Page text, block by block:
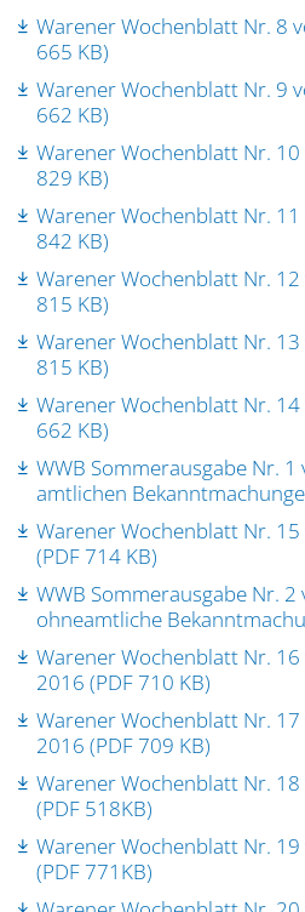
Warener Wochenblatt Nr. 8
665 KB)
Warener Wochenblatt Nr. 9
662 KB)
Warener Wochenblatt Nr.
829 KB)
Warener Wochenblatt Nr. 11
842 KB)
Warener Wochenblatt Nr. 12
815 KB)
Warener Wochenblatt Nr. 13
815 KB)
Warener Wochenblatt Nr. 14
662 KB)
WWB Sommerausgabe Nr.
amtlichen
Warener Wochenblatt Nr.
(PDF 714 KB)
WWB Sommerausgabe Nr.
ohneamtliche
Warener Wochenblatt Nr.
2016 (PDF 710 KB)
Warener Wochenblatt Nr.
2016 (PDF 709 KB)
Warener Wochenblatt Nr.
(PDF 518KB)
Warener Wochenblatt Nr.
(PDF 771KB)